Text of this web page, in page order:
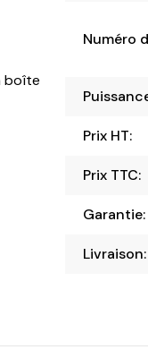
boîte
Numéro
Prix HT:
Prix TTC:
Garantie:
Livraison: